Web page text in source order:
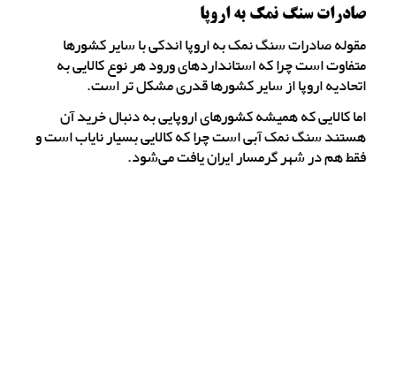
صادرات سنگ نمک به اروپا
مقوله صادرات سنگ نمک به اروپا اندکی با سایر کشورها
متفاوت است چرا که استانداردهای ورود هر نوع کالایی به
اتحادیه اروپا از سایر کشورها قدری مشکل تر است.
اما کالایی که همیشه کشورهای اروپایی به دنبال خرید آن
هستند سنگ نمک آبی است چرا که کالایی بسیار نایاب است و
فقط هم در شهر گرمسار ایران یافت می‌شود.